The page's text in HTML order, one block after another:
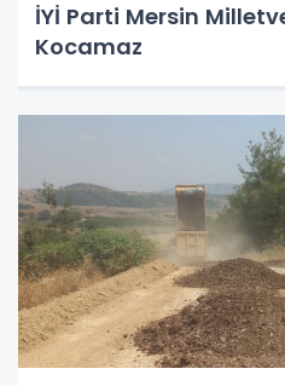
İYİ Parti Mersin
Kocamaz